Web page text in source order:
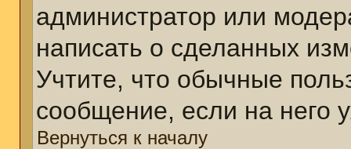
администратор или
написать о сделанных
Учтите, что обычные
сообщение, если на него
Вернуться к началу